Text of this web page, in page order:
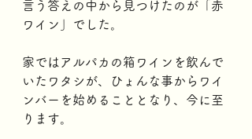
言う答えの中から見つけたのが「赤
ワイン」でした。
家ではアルパカの箱ワインを飲んで
いたワタシが、ひょんな事からワイ
ンバーを始めることとなり、今に至
ります。